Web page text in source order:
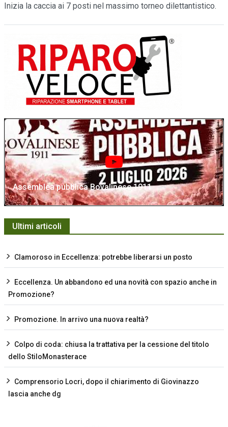
Inizia la caccia ai 7 posti nel massimo torneo dilettantistico.
Assemblea pubblica Bovalinese 1911
Ultimi articoli
Clamoroso in Eccellenza: potrebbe liberarsi un posto
Eccellenza. Un abbandono ed una novità con spazio anche in
Promozione?
Promozione. In arrivo una nuova realtà?
Colpo di coda: chiusa la trattativa per la cessione del titolo
dello StiloMonasterace
Comprensorio Locri, dopo il chiarimento di Giovinazzo
lascia anche dg